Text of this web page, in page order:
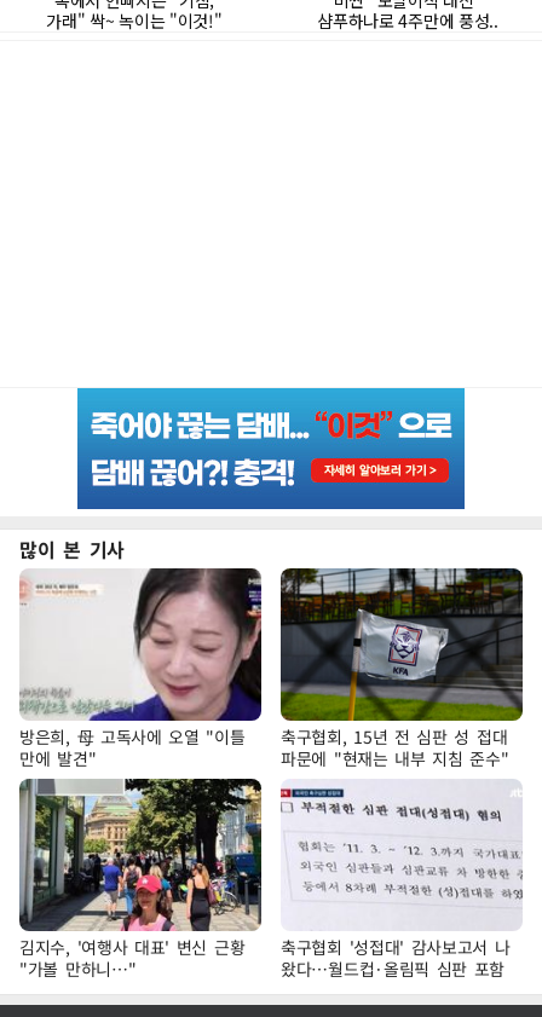
많이 본 기사
방은희, 母 고독사에 오열 "이틀
만에 발견"
축구협회, 15년 전 심판 성 접대
파문에 "현재는 내부 지침 준수"
김지수, '여행사 대표' 변신 근황
"가볼 만하니…"
축구협회 '성접대' 감사보고서 나
왔다…월드컵·올림픽 심판 포함